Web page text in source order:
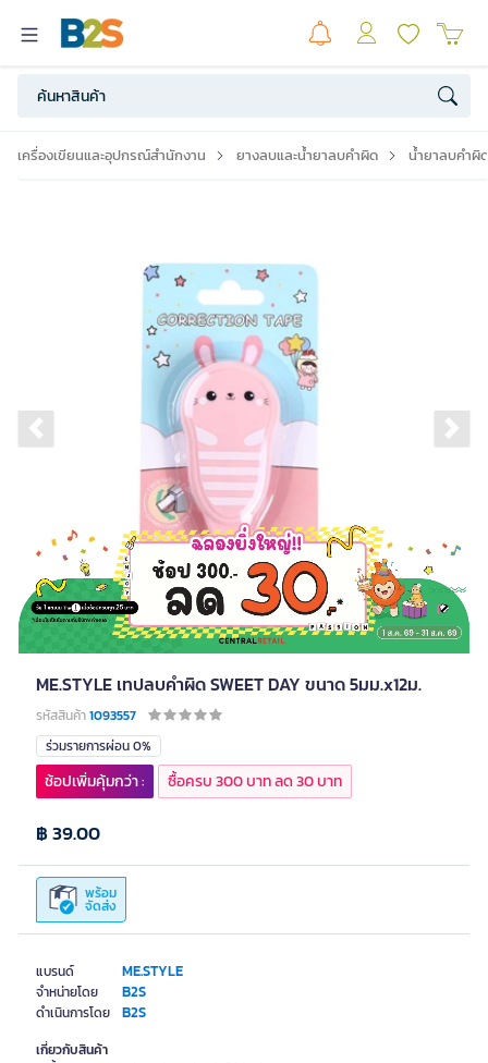
เครื่องเขียนและอุปกรณ์สำนักงาน ยางลบและน้ำยาลบคำผิด น้ำยาลบคำผิ
Previous slide
ME.STYLE เทปลบคำผิด SWEET DAY ขนาด 5มม.x12ม.
รหัสสินค้า1093557
แบรนด์ ME.STYLE
จำหน่ายโดย B2S
ดำเนินการโดย B2S
ร่วมรายการผ่อน 0%
พร้อม
จัดส่ง
฿ 39.00
ช้อปเพิ่มคุ้มกว่า : ซื้อครบ 300 บาท ลด 30 บาท
เกี่ยวกับสินค้า